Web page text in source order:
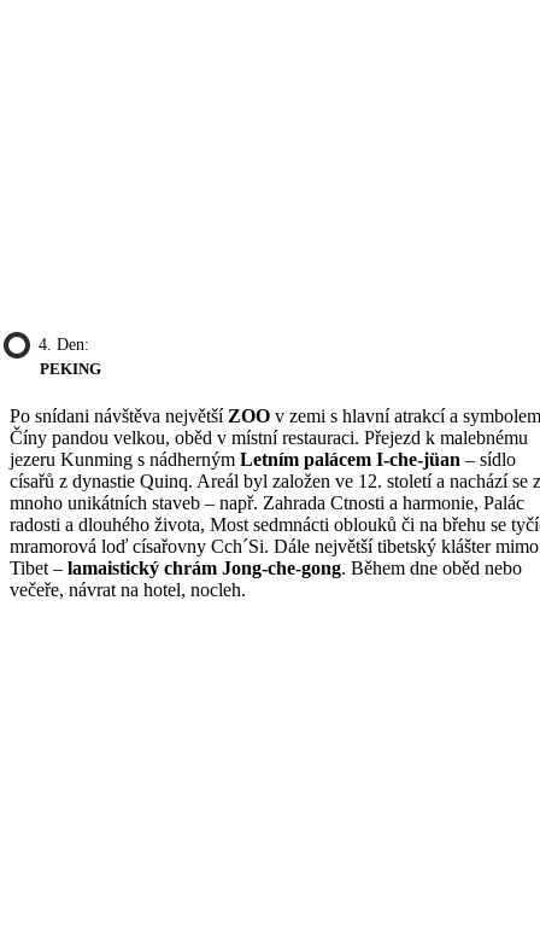
4. Den:
PEKING
Po snídani návštěva největší ZOO v zemi s hlavní atrakcí a symbolem
Číny pandou velkou, oběd v místní restauraci. Přejezd k malebnému
jezeru Kunming s nádherným Letním palácem I-che-jüan – sídlo
císařů z dynastie Quinq. Areál byl založen ve 12. století a nachází se
mnoho unikátních staveb – např. Zahrada Ctnosti a harmonie, Palác
radosti a dlouhého života, Most sedmnácti oblouků či na břehu se
mramorová loď císařovny Cch´Si. Dále největší tibetský klášter mimo
Tibet – lamaistický chrám Jong-che-gong. Během dne oběd nebo
večeře, návrat na hotel, nocleh.